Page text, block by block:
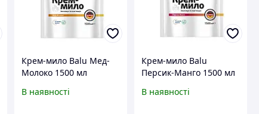
Крем-мило Balu Мед-
Молоко 1500 мл
В наявності
Крем-мило Balu
Персик-Манго 1500 мл
В наявності